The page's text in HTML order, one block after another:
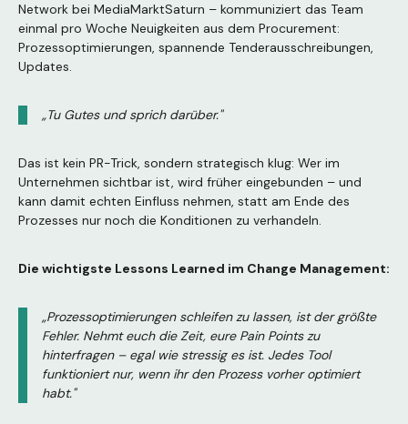
Network bei MediaMarktSaturn – kommuniziert das Team
einmal pro Woche Neuigkeiten aus dem Procurement:
Prozessoptimierungen, spannende Tenderausschreibungen,
Updates.
„Tu Gutes und sprich darüber."
Das ist kein PR-Trick, sondern strategisch klug: Wer im
Unternehmen sichtbar ist, wird früher eingebunden – und
kann damit echten Einfluss nehmen, statt am Ende des
Prozesses nur noch die Konditionen zu verhandeln.
Die wichtigste Lessons Learned im Change Management:
„Prozessoptimierungen schleifen zu lassen, ist der größte
Fehler. Nehmt euch die Zeit, eure Pain Points zu
hinterfragen – egal wie stressig es ist. Jedes Tool
funktioniert nur, wenn ihr den Prozess vorher optimiert
habt."